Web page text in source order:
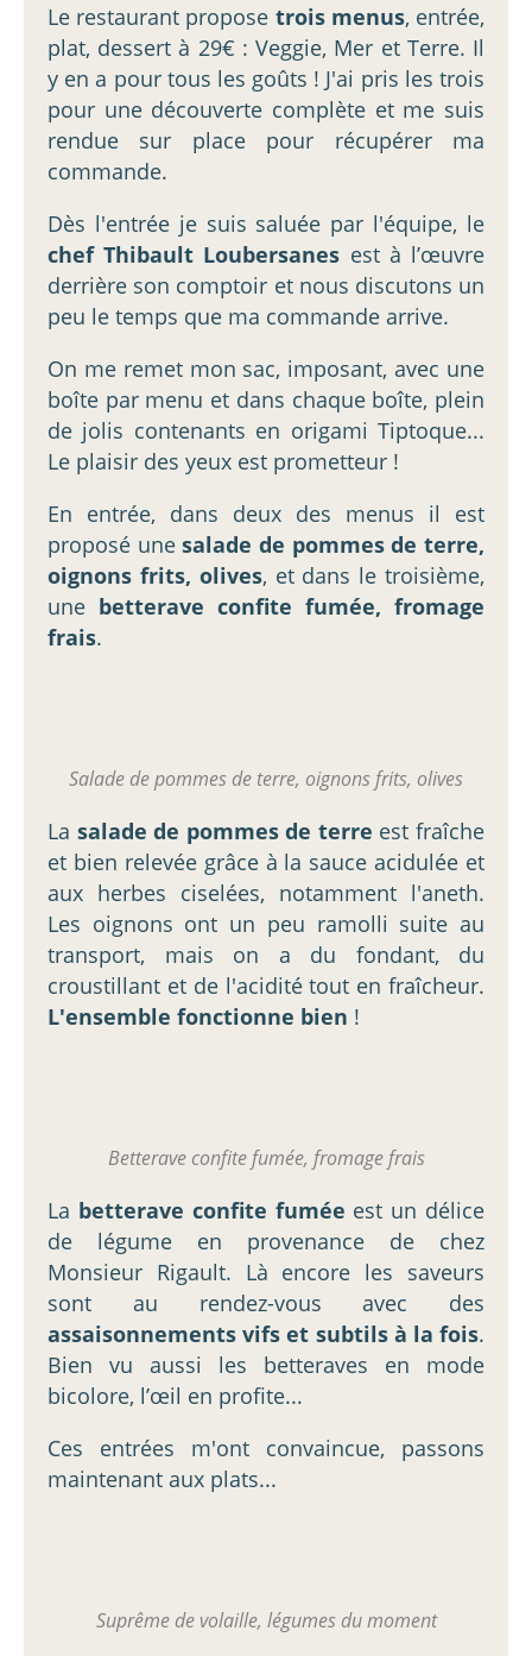
Le restaurant propose trois menus, entrée,
plat, dessert à 29€ : Veggie, Mer et Terre. Il
y en a pour tous les goûts ! J'ai pris les trois
pour une découverte complète et me suis
rendue sur place pour récupérer ma
commande.
Dès l'entrée je suis saluée par l'équipe, le
chef Thibault Loubersanes est à l’œuvre
derrière son comptoir et nous discutons un
peu le temps que ma commande arrive.
On me remet mon sac, imposant, avec une
boîte par menu et dans chaque boîte, plein
de jolis contenants en origami Tiptoque...
Le plaisir des yeux est prometteur !
En entrée, dans deux des menus il est
proposé unesalade de pommes de terre,
oignons frits, olives, et dans le troisième,
une betterave confite fumée, fromage
frais.
Salade de pommes de terre, oignons frits, olives
La salade de pommes de terre est fraîche
et bien relevée grâce à la sauce acidulée et
aux herbes ciselées, notamment l'aneth.
Les oignons ont un peu ramolli suite au
transport, mais on a du fondant, du
croustillant et de l'acidité tout en fraîcheur.
L'ensemble fonctionne bien !
Betterave confite fumée, fromage frais
La betterave confite fumée est un délice
de légume en provenance de chez
Monsieur Rigault. Là encore les saveurs
sont au rendez-vous avec des
assaisonnements vifs et subtils à la fois.
Bien vu aussi les betteraves en mode
bicolore, l’œil en profite...
Ces entrées m'ont convaincue, passons
maintenant aux plats...
Suprême de volaille, légumes du moment